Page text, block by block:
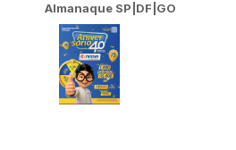
Almanaque SP|DF|GO